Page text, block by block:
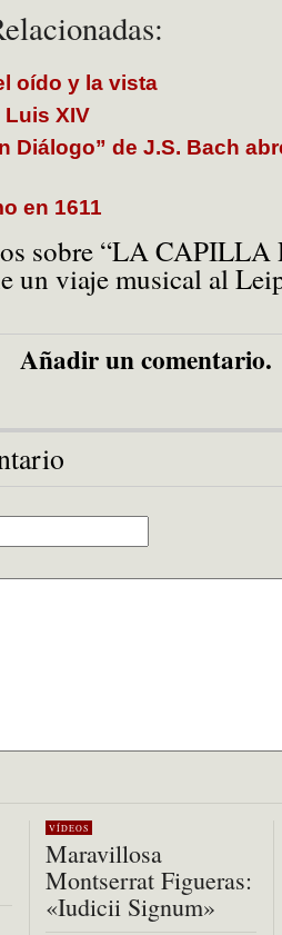
oído y la vista
XIV
Diálogo” de J.S. Bach
en 1611
sobre “LA
un viaje musical al
Añadir un comentario.
VÍDEOS
Maravillosa
Montserrat Figueras:
«Iudicii Signum»